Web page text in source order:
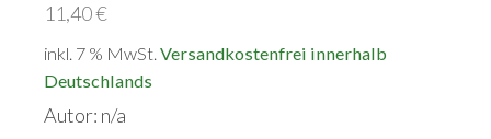
11,40€
inkl. 7 % MwSt. Versandkostenfrei innerhalb
Deutschlands
Autor: n/a